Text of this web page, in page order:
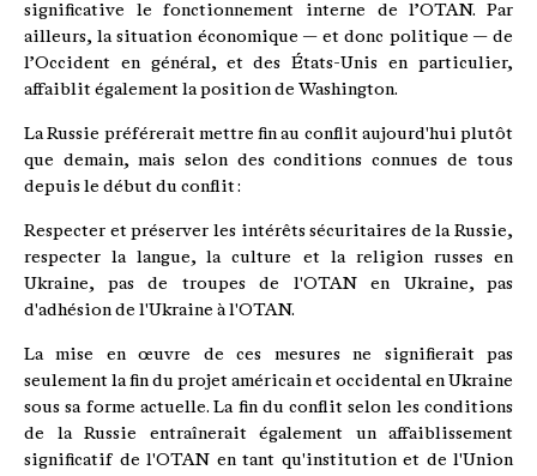
significative le fonctionnement interne de l’OTAN. Par
ailleurs, la situation économique — et donc politique — de
l’Occident en général, et des États-Unis en particulier,
affaiblit également la position de Washington.
La Russie préférerait mettre fin au conflit aujourd'hui plutôt
que demain, mais selon des conditions connues de tous
depuis le début du conflit :
Respecter et préserver les intérêts sécuritaires de la Russie,
respecter la langue, la culture et la religion russes en
Ukraine, pas de troupes de l'OTAN en Ukraine, pas
d'adhésion de l'Ukraine à l'OTAN.
La mise en œuvre de ces mesures ne signifierait pas
seulement la fin du projet américain et occidental en Ukraine
sous sa forme actuelle. La fin du conflit selon les conditions
de la Russie entraînerait également un affaiblissement
significatif de l'OTAN en tant qu'institution et de l'Union